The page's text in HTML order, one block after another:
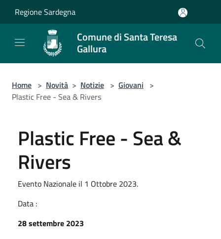
Regione Sardegna
Comune di Santa Teresa
Gallura
Home > Novità > Notizie > Giovani >
Plastic Free - Sea & Rivers
Plastic Free - Sea &
Rivers
Evento Nazionale il 1 Ottobre 2023.
Data :
28 settembre 2023